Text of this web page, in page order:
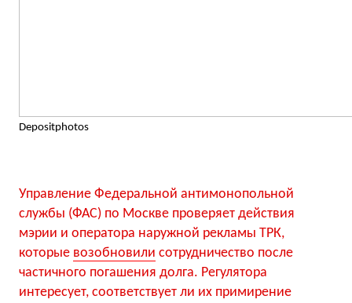
Depositphotos
Управление Федеральной антимонопольной
службы (ФАС) по Москве проверяет действия
мэрии и оператора наружной рекламы ТРК,
которые возобновили сотрудничество после
частичного погашения долга. Регулятора
интересует, соответствует ли их примирение